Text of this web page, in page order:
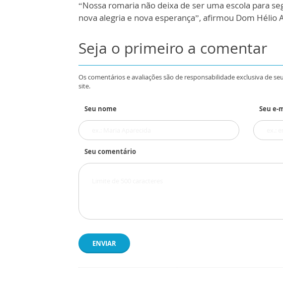
“Nossa romaria não deixa de ser uma escola para
nova alegria e nova esperança”, afirmou Dom Hélio
Seja o primeiro a comentar
Os comentários e avaliações são de responsabilidade exclusiva de
site.
Seu nome Seu e-
Seu comentário
ENVIAR